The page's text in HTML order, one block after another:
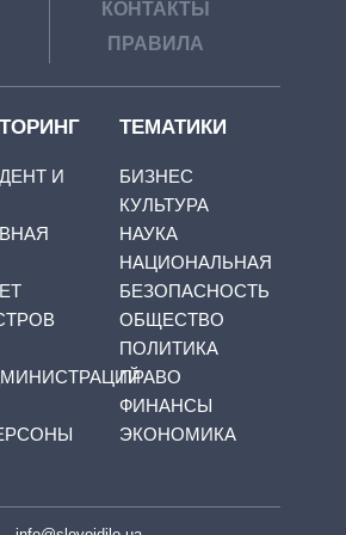
КОНТАКТЫ
ПРАВИЛА
И
ТЕМАТИКИ
БИЗНЕС
КУЛЬТУРА
НАУКА
НАЦИОНАЛЬНАЯ
БЕЗОПАСНОСТЬ
ОБЩЕСТВО
ПОЛИТИКА
ПРАВО
ФИНАНСЫ
ЭКОНОМИКА